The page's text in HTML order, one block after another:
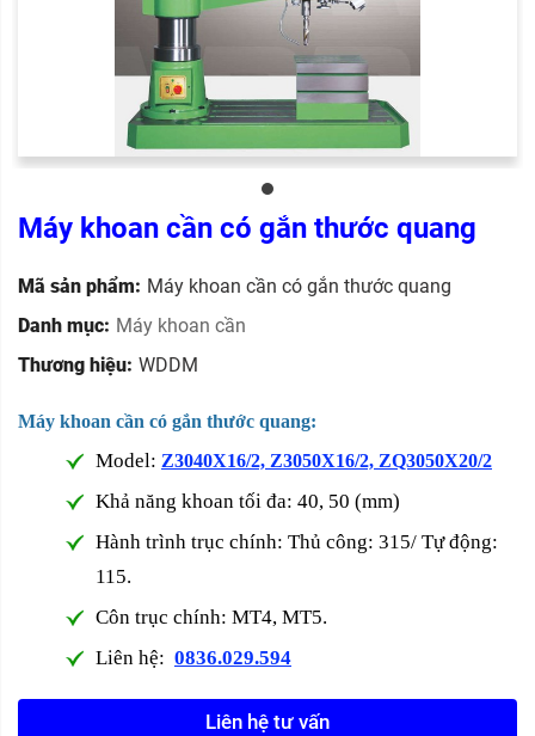
Máy khoan cần có gắn thước quang
Mã sản phẩm: Máy khoan cần có gắn thước quang
Danh mục: Máy khoan cần
Thương hiệu: WDDM
Máy khoan cần có gắn thước quang:
Model: Z3040X16/2, Z3050X16/2, ZQ3050X20/2
Khả năng khoan tối đa: 40, 50 (mm)
Hành trình trục chính: Thủ công: 315/ Tự động:
115.
Côn trục chính: MT4, MT5.
Liên hệ: 0836.029.594
Liên hệ tư vấn